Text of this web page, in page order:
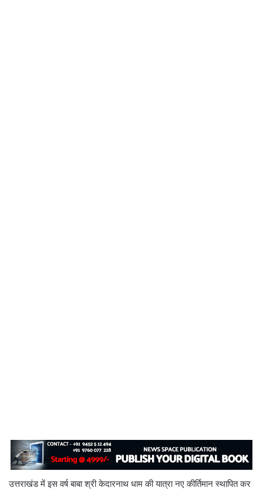
उत्तराखंड में इस वर्ष बाबा श्री केदारनाथ धाम की यात्रा नए कीर्तिमान स्थापित कर